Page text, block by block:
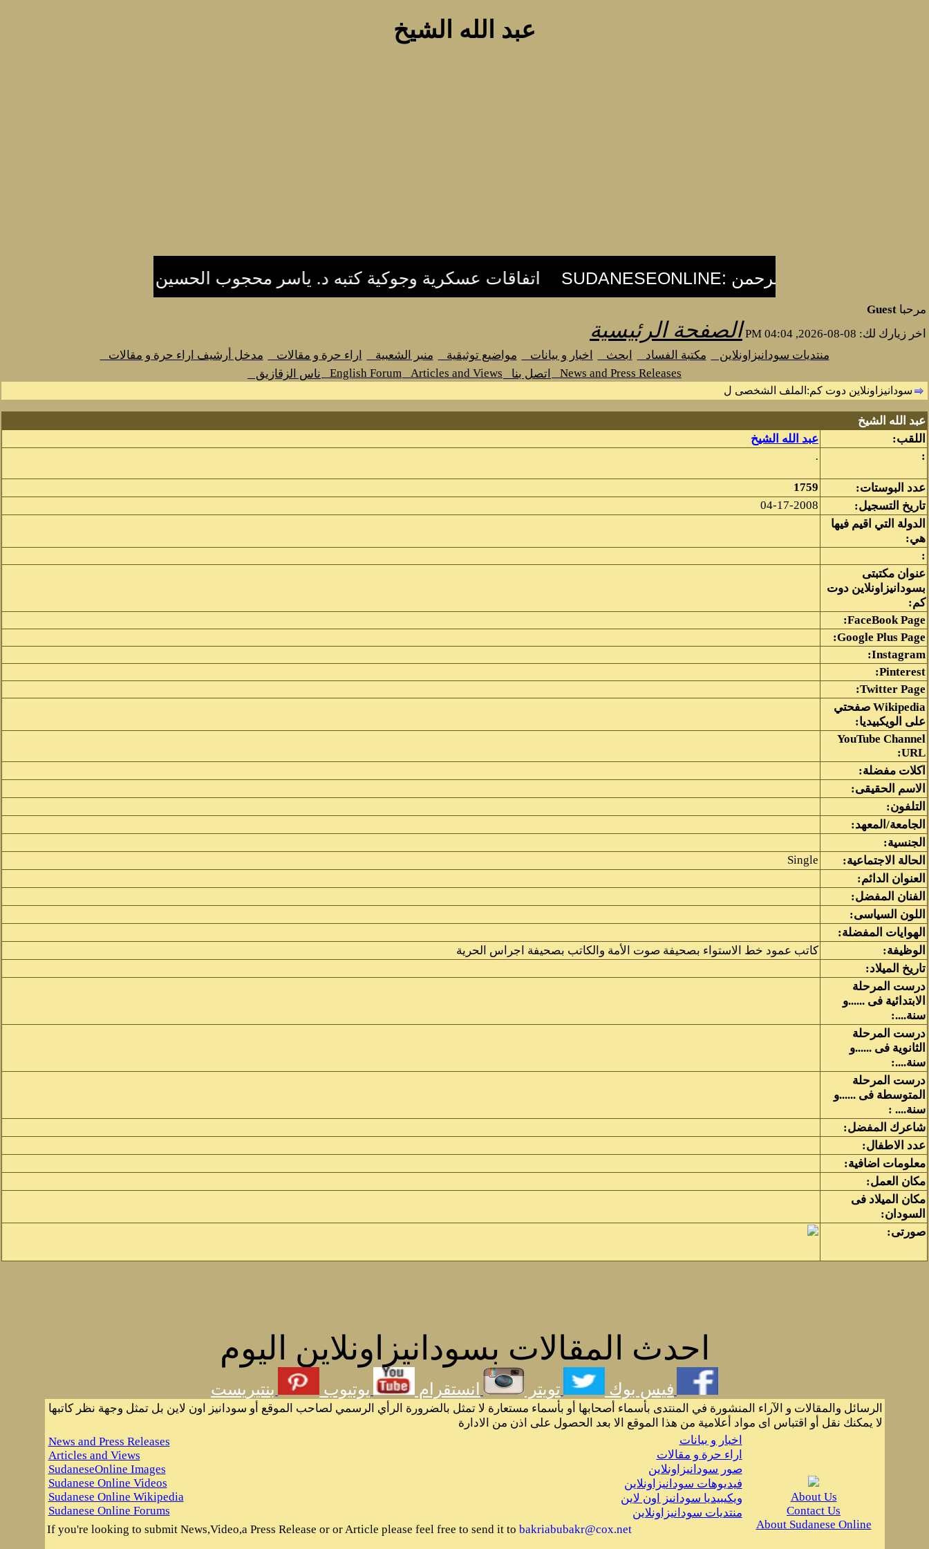
عبد الله الشيخ
مرحبا Guest
اخر زيارك لك: 08-08-2026, 04:04 PM
الصفحة الرئيسية
منتديات سودانيزاونلاين مكتبة الفساد ابحث اخبار و بيانات مواضيع توثيقية منبر الشعبية اراء حرة و مقالات
مدخل أرشيف اراء حرة و مقالات
News and Press Releases
اتصل بنا Articles and Views
English Forum ناس الزقازيق
سودانيزاونلاين دوت كم‫:‬الملف الشخصى ل
عبد الله الشيخ
اللقب:
عبد الله الشيخ
:
.
عدد البوستات:
1759
تاريخ التسجيل:
04-17-2008
الدولة التي اقيم فيها
هي:
:
عنوان مكتبتى
بسودانيزاونلاين دوت
كم:
FaceBook Page:
Google Plus Page:
Instagram:
Pinterest:
Twitter Page:
Wikipedia صفحتي
على الويكبيديا:
YouTube Channel
URL:
اكلات مفضلة:
الاسم الحقيقى:
التلفون:
الجامعة/المعهد:
الجنسية:
الحالة الاجتماعية:
Single
العنوان الدائم:
الفنان المفضل:
اللون السياسى:
الهوايات المفضلة:
الوظيفة:
كاتب عمود خط الاستواء بصحيفة صوت الأمة والكاتب بصحيفة اجراس الحرية
تاريخ الميلاد:
درست المرحلة
الابتدائية فى ......و
سنة....:
درست المرحلة
الثانوية فى ......و
سنة....:
درست المرحلة
المتوسطة فى ......و
سنة.... :
شاعرك المفضل:
عدد الاطفال:
معلومات اضافية:
مكان العمل:
مكان الميلاد فى
السودان:
صورتى:
احدث المقالات بسودانيزاونلاين اليوم
فيس بوك تويتر انستقرام يوتيوب بنتيريست
الرسائل والمقالات و الآراء المنشورة في المنتدى بأسماء أصحابها أو بأسماء مستعارة لا تمثل بالضرورة الرأي الرسمي لصاحب الموقع أو سودانيز اون لاين بل تمثل وجهة نظر كاتبها
لا يمكنك نقل أو اقتباس اى مواد أعلامية من هذا الموقع الا بعد الحصول على اذن من الادارة
About Us
Contact Us
About Sudanese Online
اخبار و بيانات
اراء حرة و مقالات
صور سودانيزاونلاين
فيديوهات سودانيزاونلاين
ويكيبيديا سودانيز اون لاين
منتديات سودانيزاونلاين
News and Press Releases
Articles and Views
SudaneseOnline Images
Sudanese Online Videos
Sudanese Online Wikipedia
Sudanese Online Forums
If you're looking to submit News,Video,a Press Release or or Article please feel free to send it to bakriabubakr@cox.net